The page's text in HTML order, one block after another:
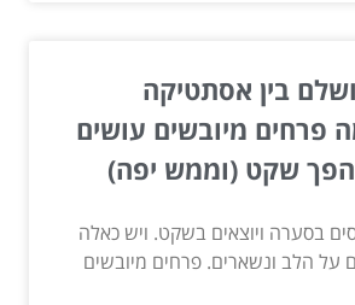
בין אסתטיקה
פרחים מיובשים עושים
שקט (וממש יפה)
בסערה ויוצאים בשקט. ויש כאלה
על הלב ונשארים. פרחים מיובשים